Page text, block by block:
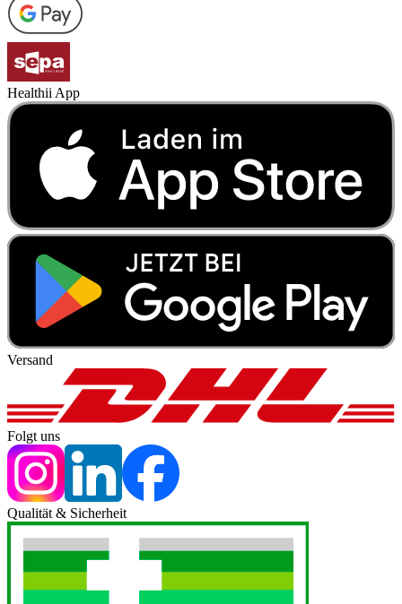
Healthii App
Versand
Folgt uns
Qualität & Sicherheit